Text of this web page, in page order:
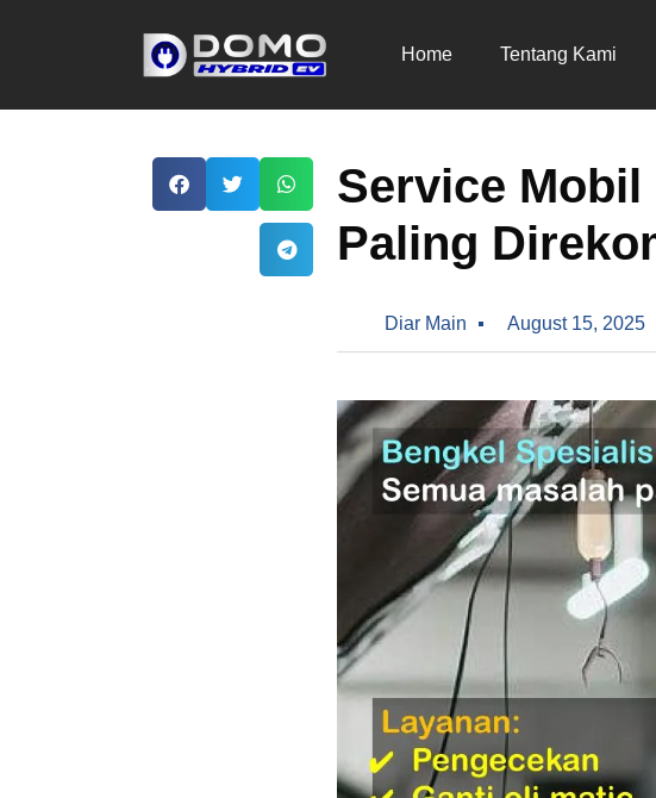
Home Tentang Kami
Service Mobil
Paling
Diar Main August 15, 2025